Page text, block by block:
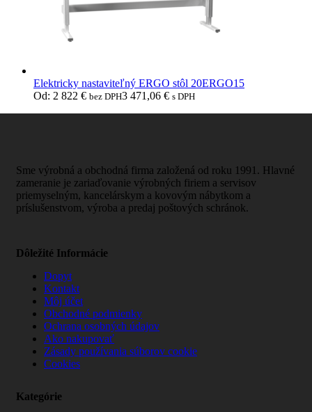
Elektricky nastaviteľný ERGO stôl 20ERGO15
Od: 2 822 € bez DPH3 471,06 € s DPH
Sme výrobná a obchodná firma založená od roku 1991. Hlavné
zameranie je zariaďovanie výrobných firiem a servisov
priemyselným, kancelárskym a kovovým nábytkom a
príslušenstvom, výroba a predaj poštových schránok.
Dôležité Informácie
Dopyt
Kontakt
Môj účet
Obchodné podmienky
Ochrana osobných údajov
Ako nakupovať
Zásady používania súborov cookie
Cookies
Kategórie